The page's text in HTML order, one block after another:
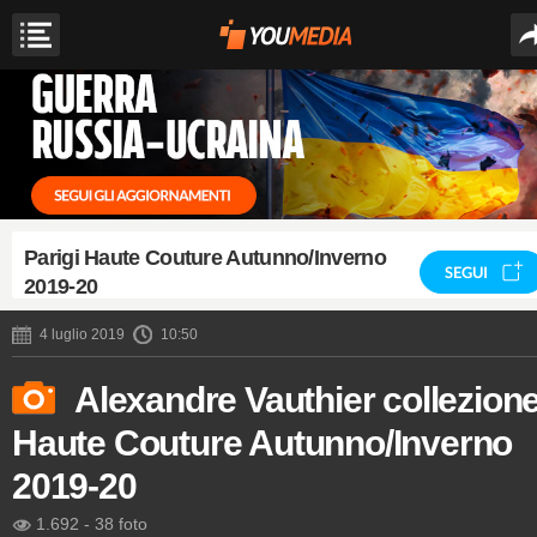
Parigi Haute Couture Autunno/Inverno
2019-20
SEGUI
4 luglio 2019 10:50
Alexandre Vauthier
Haute Couture Autunno/Inverno
2019-20
1.692 - 38 foto